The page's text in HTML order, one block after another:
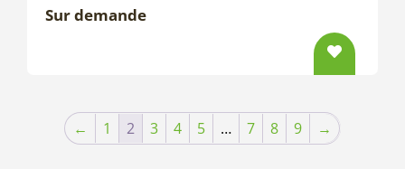
Sur demande
← 1 2 3 4 5 … 7 8 9 →